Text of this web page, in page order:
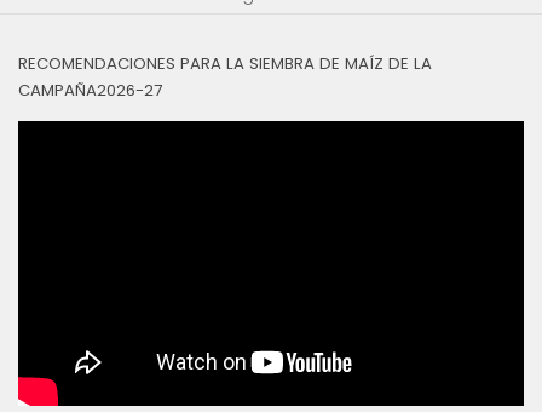
RECOMENDACIONES PARA LA SIEMBRA DE MAÍZ DE LA
CAMPAÑA2026-27